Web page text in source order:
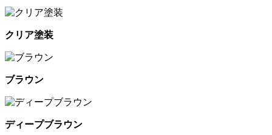
クリア塗装
ブラウン
ディープブラウン